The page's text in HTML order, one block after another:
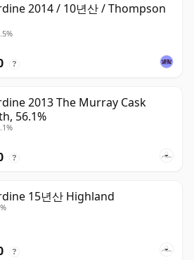
2014 / 10년산 / Thompson
?
2013 The Murray Cask
56.1%
?
15년산 Highland
?